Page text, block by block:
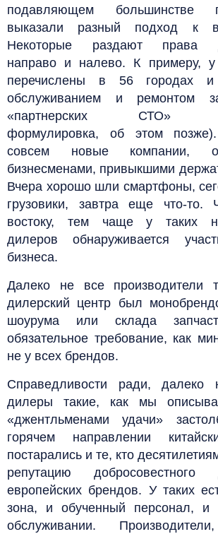
подавляющем большинстве
выказали разный подход к
Некоторые раздают права
направо и налево. К примеру,
перечислены в 56 городах и
обслуживанием и ремонтом
«партнерских СТО»
формулировка, об этом
совсем новые компании,
бизнесменами, привыкшими
Вчера хорошо шли смартфоны,
грузовики, завтра еще что-
востоку, тем чаще у таких
дилеров обнаруживается
бизнеса.
Далеко не все производители
дилерский центр был
шоурума или склада
обязательное требование, как
не у всех брендов.
Справедливости ради,
дилеры такие, как мы
«джентльменами удачи»
горячем направлении
постарались и те, кто
репутацию добросовестного
европейских брендов. У таких
зона, и обученный персонал, и
обслуживании.